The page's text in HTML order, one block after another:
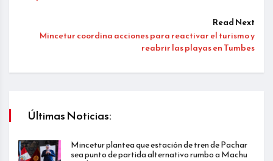
Read Next
Mincetur coordina acciones para reactivar el turismo y
reabrir las playas en Tumbes
Últimas Noticias:
Mincetur plantea que estación de tren de Pachar
sea punto de partida alternativo rumbo a Machu